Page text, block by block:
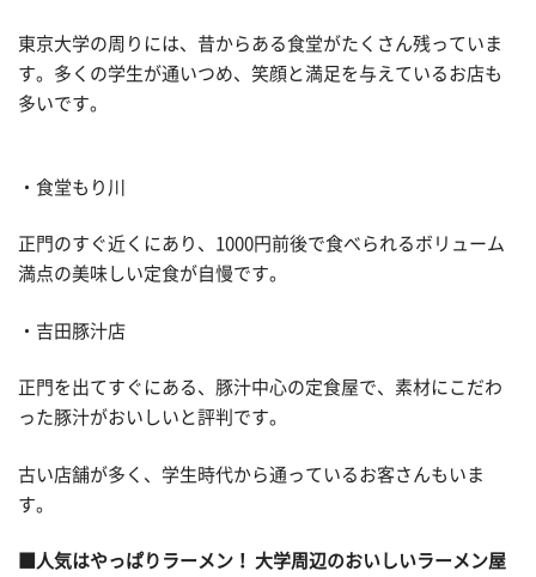
東京大学の周りには、昔からある食堂がたくさん残っていま
す。多くの学生が通いつめ、笑顔と満足を与えているお店も
多いです。
・食堂もり川
正門のすぐ近くにあり、1000円前後で食べられるボリューム
満点の美味しい定食が自慢です。
・吉田豚汁店
正門を出てすぐにある、豚汁中心の定食屋で、素材にこだわ
った豚汁がおいしいと評判です。
古い店舗が多く、学生時代から通っているお客さんもいま
す。
■人気はやっぱりラーメン！ 大学周辺のおいしいラーメン屋